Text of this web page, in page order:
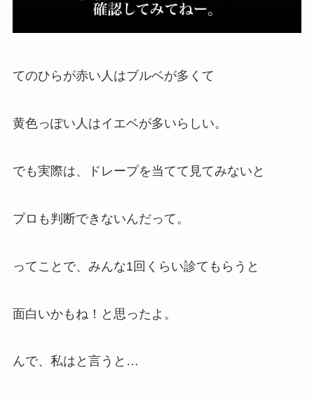
てのひらが赤い人はブルベが多くて
黄色っぽい人はイエベが多いらしい。
でも実際は、ドレープを当てて見てみないと
プロも判断できないんだって。
ってことで、みんな1回くらい診てもらうと
面白いかもね！と思ったよ。
んで、私はと言うと…